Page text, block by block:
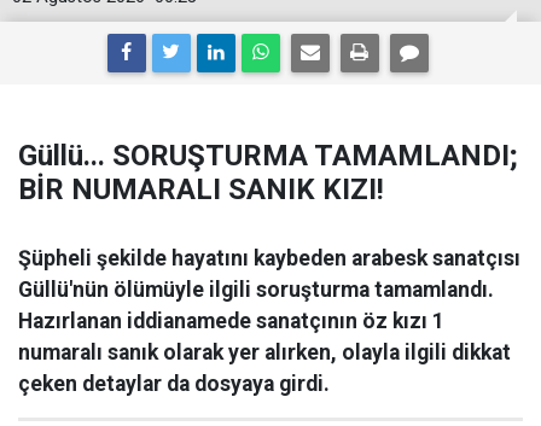
Güllü... SORUŞTURMA TAMAMLANDI;
BİR NUMARALI SANIK KIZI!
Şüpheli şekilde hayatını kaybeden arabesk sanatçısı
Güllü'nün ölümüyle ilgili soruşturma tamamlandı.
Hazırlanan iddianamede sanatçının öz kızı 1
numaralı sanık olarak yer alırken, olayla ilgili dikkat
çeken detaylar da dosyaya girdi.